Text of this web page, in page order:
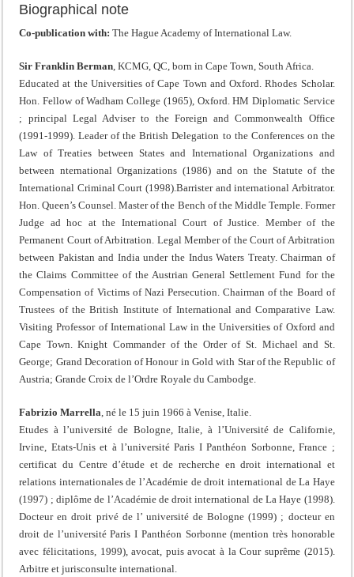
Biographical note
Co-publication with: The Hague Academy of International Law.
Sir Franklin Berman , KCMG, QC, born in Cape Town, South Africa.
Educated at the Universities of Cape Town and Oxford. Rhodes Scholar.
Hon. Fellow of Wadham College (1965), Oxford. HM Diplomatic Service
; principal Legal Adviser to the Foreign and Commonwealth Office
(1991-1999). Leader of the British Delegation to the Conferences on the
Law of Treaties between States and International Organizations and
between nternational Organizations (1986) and on the Statute of the
International Criminal Court (1998).Barrister and international Arbitrator.
Hon. Queen’s Counsel. Master of the Bench of the Middle Temple. Former
Judge ad hoc at the International Court of Justice. Member of the
Permanent Court of Arbitration. Legal Member of the Court of Arbitration
between Pakistan and India under the Indus Waters Treaty. Chairman of
the Claims Committee of the Austrian General Settlement Fund for the
Compensation of Victims of Nazi Persecution. Chairman of the Board of
Trustees of the British Institute of International and Comparative Law.
Visiting Professor of International Law in the Universities of Oxford and
Cape Town. Knight Commander of the Order of St. Michael and St.
George; Grand Decoration of Honour in Gold with Star of the Republic of
Austria; Grande Croix de l’Ordre Royale du Cambodge.
Fabrizio Marrella , né le 15 juin 1966 à Venise, Italie.
Etudes à l’université de Bologne, Italie, à l’Université de Californie,
Irvine, Etats-Unis et à l’université Paris I Panthéon Sorbonne, France ;
certificat du Centre d’étude et de recherche en droit international et
relations internationales de l’Académie de droit international de La Haye
(1997) ; diplôme de l’Académie de droit international de La Haye (1998).
Docteur en droit privé de l’ université de Bologne (1999) ; docteur en
droit de l’université Paris I Panthéon Sorbonne (mention très honorable
avec félicitations, 1999), avocat, puis avocat à la Cour suprême (2015).
Arbitre et jurisconsulte international.